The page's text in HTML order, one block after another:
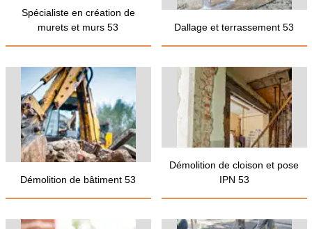
Spécialiste en création de
murets et murs 53
Dallage et terrassement 53
Démolition de bâtiment 53
Démolition de cloison et pose
IPN 53